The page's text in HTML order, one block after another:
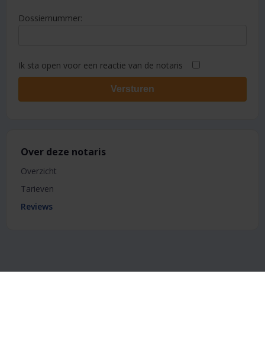
Dossiernummer:
Ik sta open voor een reactie van de notaris
Versturen
Over deze notaris
Overzicht
Tarieven
Reviews